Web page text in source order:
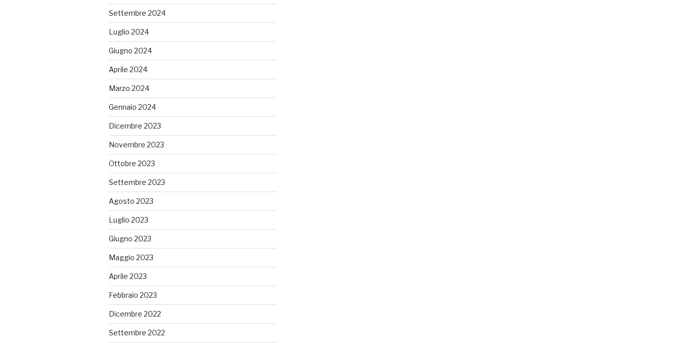
Settembre 2024
Luglio 2024
Giugno 2024
Aprile 2024
Marzo 2024
Gennaio 2024
Dicembre 2023
Novembre 2023
Ottobre 2023
Settembre 2023
Agosto 2023
Luglio 2023
Giugno 2023
Maggio 2023
Aprile 2023
Febbraio 2023
Dicembre 2022
Settembre 2022